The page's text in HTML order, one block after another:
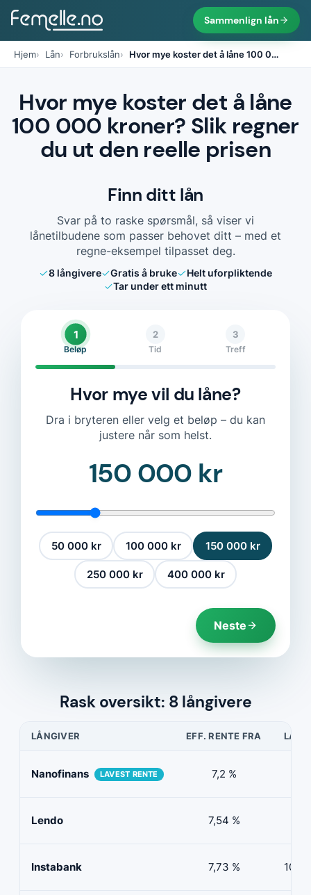
Sammenlign lån
Hjem Lån Forbrukslån Hvor mye koster det å låne 100 0…
Hvor mye koster det å låne
100 000 kroner? Slik regner
du ut den reelle prisen
Finn ditt lån
Svar på to raske spørsmål, så viser vi
lånetilbudene som passer behovet ditt – med et
regne-eksempel tilpasset deg.
8långivere Gratis å bruke
Helt uforpliktende
Tar under ett minutt
1
Beløp
2
Tid
3
Treff
Hvor mye vil du låne?
Dra i bryteren eller velg et beløp – du kan
justere når som helst.
150 000 kr
50 000 kr 100 000 kr 150 000 kr
250 000 kr 400 000 kr
Neste
Rask oversikt: 8 långivere
LÅNGIVER EFF. RENTE FRA
Nanofinans LAVEST RENTE 7,2 %
Lendo 7,54 %
Instabank 7,73 % 100